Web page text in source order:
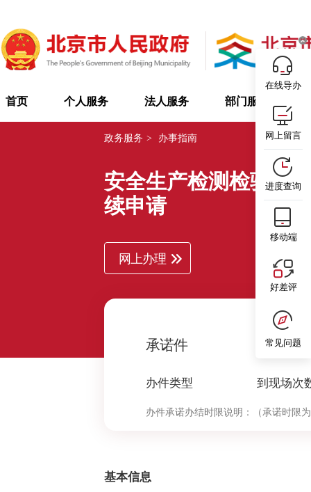
首页 个人服务 法人服务 部门服务
政务服务 > 办事指南
安全生产检测检验机
续申请
网上办理
承诺件
办件类型
0
到现场次
办件承诺办结时限说明： （承诺时限
基本信息
在线导办
网上留言
进度查询
移动端
好差评
常见问题